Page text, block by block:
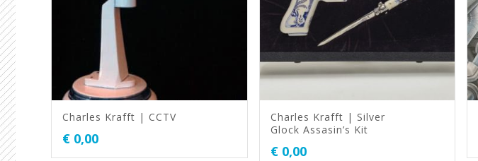
Charles Krafft | CCTV
€ 0,00
Charles Krafft | Silver
Glock Assasin’s Kit
€0,00